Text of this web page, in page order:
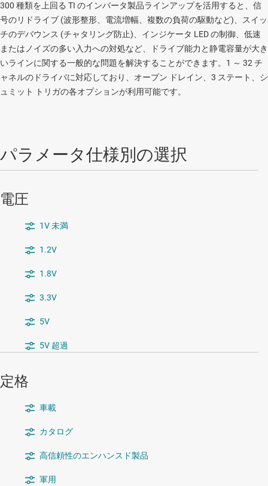
300 種類を上回る TI のインバータ製品ラインアップを活用すると、信
号のリドライブ (波形整形、電流増幅、複数の負荷の駆動など)、スイッ
チのデバウンス (チャタリング防止)、インジケータ LED の制御、低速
またはノイズの多い入力への対処など、ドライブ能力と静電容量が大き
いラインに関する一般的な問題を解決することができます。1 ～ 32 チ
ャネルのドライバに対応しており、オープン ドレイン、3 ステート、シ
ュミット トリガの各オプションが利用可能です。
パラメータ仕様別の選択
電圧
1V 未満
1.2V
1.8V
3.3V
5V
5V 超過
定格
車載
カタログ
高信頼性のエンハンスド製品
軍用